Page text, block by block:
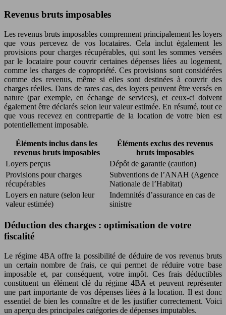
Revenus bruts imposables
Les revenus bruts imposables comprennent principalement les loyers
que vous percevez de vos locataires. Cela inclut également les
provisions pour charges récupérables, qui sont les sommes versées
par le locataire pour couvrir certaines dépenses liées au logement,
comme les charges de copropriété. Ces provisions sont considérées
comme des revenus, même si elles sont destinées à couvrir des
charges réelles. Dans de rares cas, des loyers peuvent être versés en
nature (par exemple, en échange de services), et ceux-ci doivent
également être déclarés selon leur valeur estimée. En résumé, tout ce
que vous recevez en contrepartie de la location de votre bien est
potentiellement imposable.
Éléments inclus dans les
revenus bruts imposables
Éléments exclus des revenus
bruts imposables
Loyers perçus
Dépôt de garantie (caution)
Provisions pour charges
récupérables
Subventions de l’ANAH (Agence
Nationale de l’Habitat)
Loyers en nature (selon leur
valeur estimée)
Indemnités d’assurance en cas de
sinistre
Déduction des charges : optimisation de votre
fiscalité
Le régime 4BA offre la possibilité de déduire de vos revenus bruts
un certain nombre de frais, ce qui permet de réduire votre base
imposable et, par conséquent, votre impôt. Ces frais déductibles
constituent un élément clé du régime 4BA et peuvent représenter
une part importante de vos dépenses liées à la location. Il est donc
essentiel de bien les connaître et de les justifier correctement. Voici
un aperçu des principales catégories de dépenses imputables.